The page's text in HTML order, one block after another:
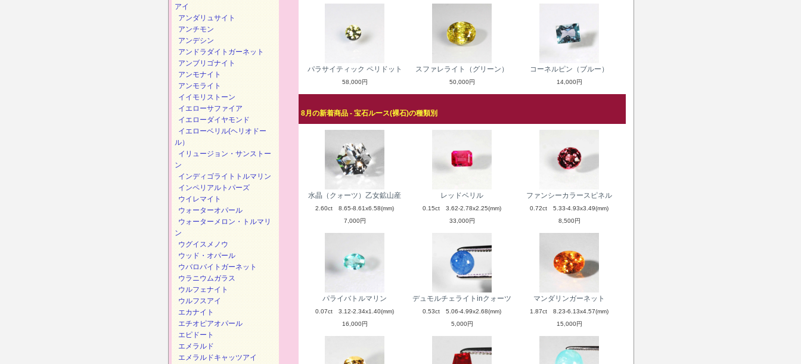
パラサイティック ペリドット
58,000円
スファレライト（グリーン）
50,000円
コーネルピン（ブルー）
14,000円
8月の新着商品 - 宝石ルース(裸石)の種類別
水晶（クォーツ）乙女鉱山産
2.60ct 8.65-8.61x6.58(mm)
7,000円
レッドベリル
0.15ct 3.62-2.78x2.25(mm)
33,000円
ファンシーカラースピネル
0.72ct 5.33-4.93x3.49(mm)
8,500円
パライバトルマリン
0.07ct 3.12-2.34x1.40(mm)
16,000円
デュモルチェライトinクォーツ
0.53ct 5.06-4.99x2.68(mm)
5,000円
マンダリンガーネット
1.87ct 8.23-6.13x4.57(mm)
15,000円
アイ
アンダリュサイト
アンチモン
アンデシン
アンドラダイトガーネット
アンブリゴナイト
アンモナイト
アンモライト
イイモリストーン
イエローサファイア
イエローダイヤモンド
イエローベリル(ヘリオドー
ル）
イリュージョン・サンストー
ン
インディゴライトトルマリン
インペリアルトパーズ
ウイレマイト
ウォーターオパール
ウォーターメロン・トルマリ
ン
ウグイスメノウ
ウッド・オパール
ウバロバイトガーネット
ウラニウムガラス
ウルフェナイト
ウルフスアイ
エカナイト
エチオピアオパール
エピドート
エメラルド
エメラルドキャッツアイ